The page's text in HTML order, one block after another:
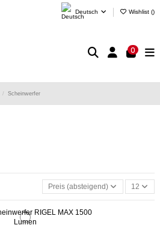
Deutsch Wishlist ()
0
Scheinwerfer
Preis (absteigend) 12